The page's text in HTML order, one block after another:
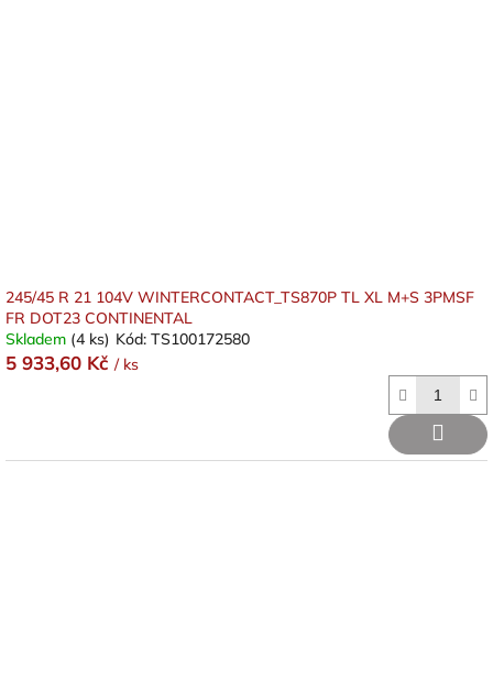
245/45 R 21 104V WINTERCONTACT_TS870P TL XL M+S 3PMSF
FR DOT23 CONTINENTAL
Skladem (4 ks) Kód: TS100172580
5 933,60 Kč / ks